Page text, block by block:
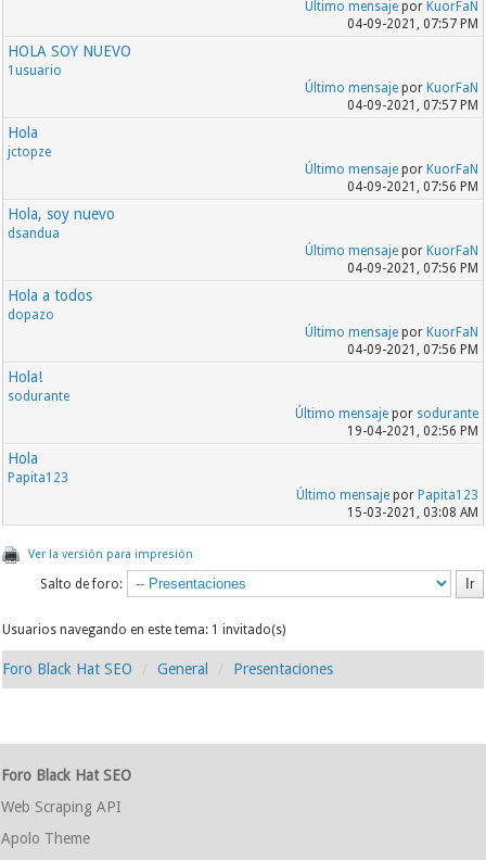
Último mensajepor KuorFaN
04-09-2021, 07:57 PM
HOLA SOY NUEVO
1usuario
Último mensajepor KuorFaN
04-09-2021, 07:57 PM
Hola
jctopze
Último mensajepor KuorFaN
04-09-2021, 07:56 PM
Hola, soy nuevo
dsandua
Último mensajepor KuorFaN
04-09-2021, 07:56 PM
Hola a todos
dopazo
Último mensajepor KuorFaN
04-09-2021, 07:56 PM
Hola!
sodurante
Último mensajepor sodurante
19-04-2021, 02:56 PM
Hola
Papita123
Último mensajepor Papita123
15-03-2021, 03:08 AM
Ver la versión para impresión
Salto de foro:
Usuarios navegando en este tema: 1 invitado(s)
Foro Black Hat SEO General Presentaciones
Foro Black Hat SEO
Web Scraping API
Apolo Theme